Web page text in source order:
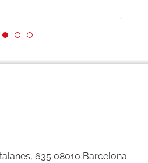
635 08010 Barcelona